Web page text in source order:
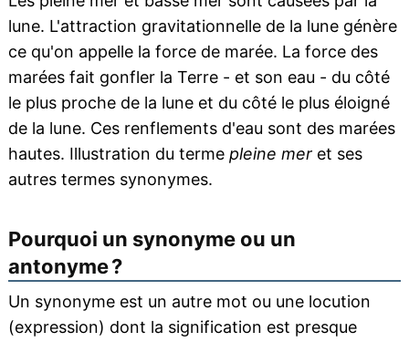
lune. L'attraction gravitationnelle de la lune génère
ce qu'on appelle la force de marée. La force des
marées fait gonfler la Terre - et son eau - du côté
le plus proche de la lune et du côté le plus éloigné
de la lune. Ces renflements d'eau sont des marées
hautes. Illustration du terme pleine meret ses
autres termes synonymes.
Pourquoi un synonyme ou un
antonyme ?
Un synonyme est un autre mot ou une locution
(expression) dont la signification est presque